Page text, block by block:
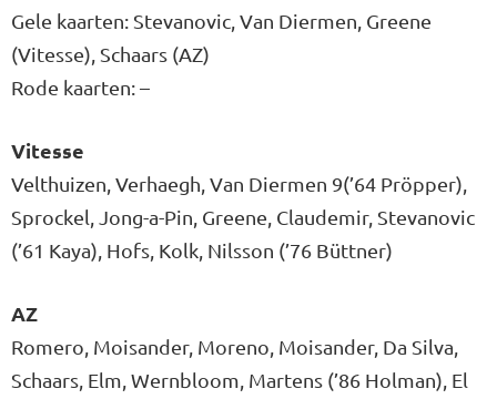
Gele kaarten: Stevanovic, Van Diermen, Greene
(Vitesse), Schaars (AZ)
Rode kaarten: –
Vitesse
Velthuizen, Verhaegh, Van Diermen 9(’64 Pröpper),
Sprockel, Jong-a-Pin, Greene, Claudemir, Stevanovic
(’61 Kaya), Hofs, Kolk, Nilsson (’76 Büttner)
AZ
Romero, Moisander, Moreno, Moisander, Da Silva,
Schaars, Elm, Wernbloom, Martens (’86 Holman), El